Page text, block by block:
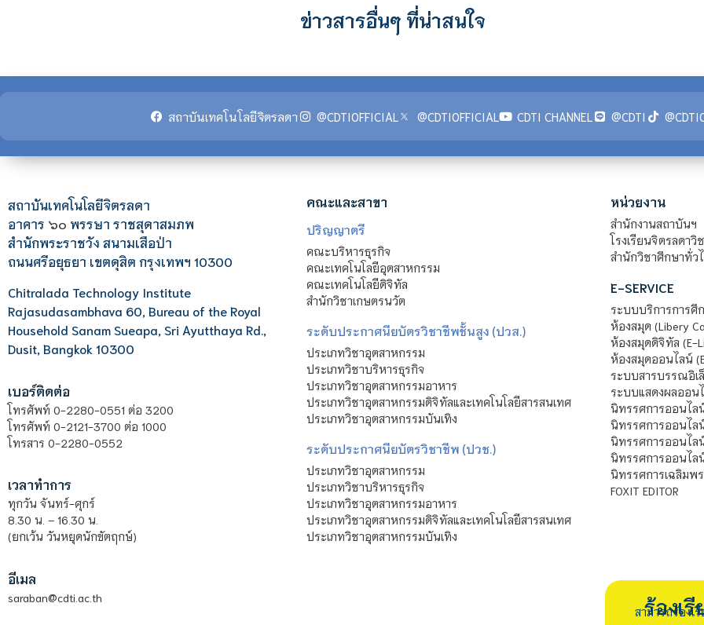
ข่าวสารอื่นๆ ที่น่าสนใจ
สถาบันเทคโนโลยีจิตรลดา @CDTIOFFICIAL @CDTIOFFICIAL CDTI CHANNEL @CDTI
สถาบันเทคโนโลยีจิตรลดา
อาคาร ๖๐ พรรษา ราชสุดาสมภพ
สำนักพระราชวัง สนามเสือป่า
ถนนศรีอยุธยา เขตดุสิต กรุงเทพฯ 10300
Chitralada Technology Institute
Rajasudasambhava 60, Bureau of the Royal
Household Sanam Sueapa, Sri Ayutthaya Rd.,
Dusit, Bangkok 10300
เบอร์ติดต่อ
โทรศัพท์ 0-2280-0551 ต่อ 3200
โทรศัพท์ 0-2121-3700 ต่อ 1000
โทรสาร 0-2280-0552
เวลาทำการ
ทุกวัน จันทร์-ศุกร์
8.30 น. – 16.30 น.
(ยกเว้น วันหยุดนักขัตฤกษ์)
อีเมล
saraban@cdti.ac.th
คณะและสาขา
ปริญญาตรี
คณะบริหารธุรกิจ
คณะเทคโนโลยีอุตสาหกรรม
คณะเทคโนโลยีดิจิทัล
สำนักวิชาเกษตรนวัต
ระดับประกาศนียบัตรวิชาชีพชั้นสูง (ปวส.)
ประเภทวิชาอุตสาหกรรม
ประเภทวิชาบริหารธุรกิจ
ประเภทวิชาอุตสาหกรรมอาหาร
ประเภทวิชาอุตสาหกรรมดิจิทัลและเทคโนโลยีสารสนเทศ
ประเภทวิชาอุตสาหกรรมบันเทิง
ระดับประกาศนียบัตรวิชาชีพ (ปวช.)
ประเภทวิชาอุตสาหกรรม
ประเภทวิชาบริหารธุรกิจ
ประเภทวิชาอุตสาหกรรมอาหาร
ประเภทวิชาอุตสาหกรรมดิจิทัลและเทคโนโลยีสารสนเทศ
ประเภทวิชาอุตสาหกรรมบันเทิง
หน่วยงาน
สำนักงานสถาบันฯ
โรงเรียนจิตรลดาวิ
สำนักวิชาศึกษาทั่ว
E-SERVICE
ระบบบริการการศึก
ห้องสมุด (Libery
ห้องสมุดดิจิทัล (E-
ห้องสมุดออนไลน์
ระบบสารบรรณอิเ
ระบบแสดงผลออน
นิทรรศการออนไล
นิทรรศการออนไล
นิทรรศการออนไล
นิทรรศการออนไล
นิทรรศการเฉลิมพ
FOXIT EDITOR
ร้องเ
สามารถร้อง